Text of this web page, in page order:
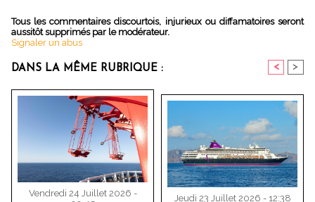
Tous les commentaires discourtois, injurieux ou diffamatoires seront
aussitôt supprimés par le modérateur.
Signaler un abus
DANS LA MÊME RUBRIQUE : < >
Vendredi 24 Juillet 2026 -
Jeudi 23 Juillet 2026 - 12:38